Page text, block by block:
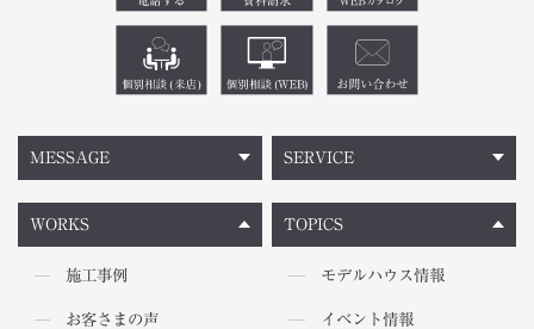
MESSAGE
WORKS
施工事例
お客さまの声
TOPICS
モデルハウス情報
イベント情報
SERVICE